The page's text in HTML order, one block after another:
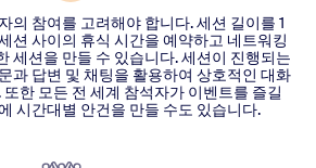
의 참여를 고려해야 합니다. 세션 길이를 1
션 사이의 휴식 시간을 예약하고 네트워킹
세션을 만들 수 있습니다. 세션이 진행되는
과 답변 및 채팅을 활용하여 상호적인 대화
한 모든 전 세계 참석자가 이벤트를 즐길
시간대별 안건을 만들 수도 있습니다.